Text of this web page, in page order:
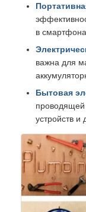
в
важна для
Бытовая
проводящей
устройств и